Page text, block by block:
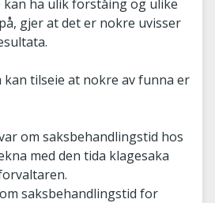
ha ulik forståing og ulike
gjer at det er nokre uvisser
kan tilseie at nokre av funna er
om saksbehandlingstid hos
med den tida klagesaka
saksbehandlingstid for